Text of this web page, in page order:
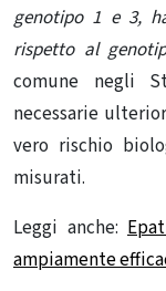
genotipo 1 e 3,
rispetto al
comune negli
necessarie
vero rischio
misurati.
Leggi anche:
ampiamente